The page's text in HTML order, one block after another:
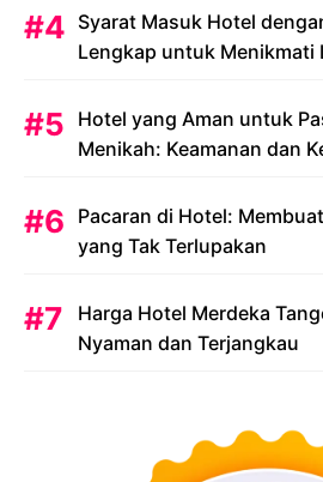
Syarat Masuk Hotel
Lengkap untuk Menikmati
Hotel yang Aman untuk
Menikah: Keamanan dan
Pacaran di Hotel:
yang Tak Terlupakan
Harga Hotel Merdeka
Nyaman dan Terjangkau